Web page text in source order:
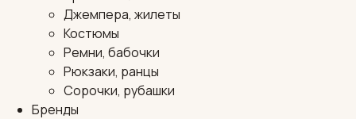
Джемпера, жилеты
Костюмы
Ремни, бабочки
Рюкзаки, ранцы
Сорочки, рубашки
Бренды